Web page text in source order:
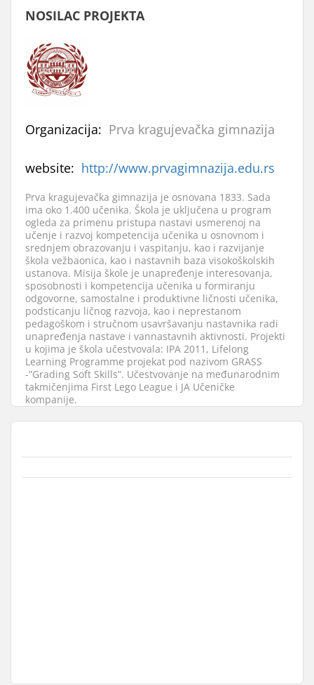
NOSILAC PROJEKTA
Organizacija: Prva kragujevačka gimnazija
website: http://www.prvagimnazija.edu.rs
Prva kragujevačka gimnazija je osnovana 1833. Sada
ima oko 1.400 učenika. Škola je uključena u program
ogleda za primenu pristupa nastavi usmerenoj na
učenje i razvoj kompetencija učenika u osnovnom i
srednjem obrazovanju i vaspitanju, kao i razvijanje
škola vežbaonica, kao i nastavnih baza visokoškolskih
ustanova. Misija škole je unapređenje interesovanja,
sposobnosti i kompetencija učenika u formiranju
odgovorne, samostalne i produktivne ličnosti učenika,
podsticanju ličnog razvoja, kao i neprestanom
pedagoškom i stručnom usavršavanju nastavnika radi
unapređenja nastave i vannastavnih aktivnosti. Projekti
u kojima je škola učestvovala: IPA 2011, Lifelong
Learning Programme projekat pod nazivom GRASS
-”Grading Soft Skills”. Učestvovanje na međunarodnim
takmičenjima First Lego League i JA Učeničke
kompanije.